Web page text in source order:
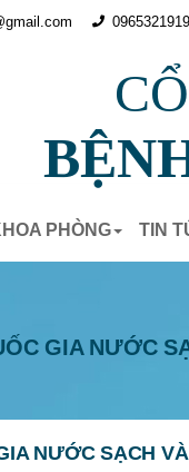
0965321919
PHÒNG TIN
GIA NƯỚC
NƯỚC SẠCH